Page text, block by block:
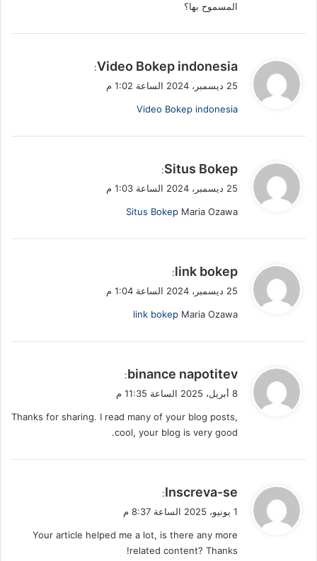
المسموح بها؟
ي
ل
Video Bokep indonesia
:
25 ديسمبر، 2024 الساعة 1:02 م
Video Bokep indonesia
ي
ل
Situs Bokep
:
25 ديسمبر، 2024 الساعة 1:03 م
Situs Bokep Maria Ozawa
ي
ل
link bokep
:
25 ديسمبر، 2024 الساعة 1:04 م
link bokep Maria Ozawa
ي
ل
binance napotitev
:
8 أبريل، 2025 الساعة 11:35 م
Thanks for sharing. I read many of your blog posts,
cool, your blog is very good.
ي
ل
Inscreva-se
:
1 يونيو، 2025 الساعة 8:37 م
Your article helped me a lot, is there any more
related content? Thanks!